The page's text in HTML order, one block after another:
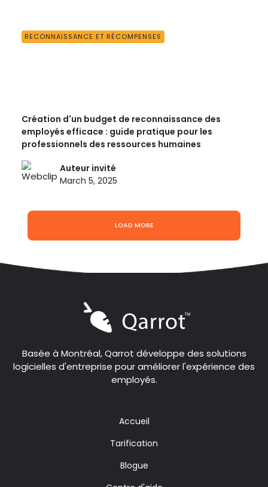
RECONNAISSANCE ET RÉCOMPENSES
Création d'un budget de reconnaissance des
employés efficace : guide pratique pour les
professionnels des ressources humaines
Auteur invité
March 5, 2025
LOAD MORE
Basée à Montréal, Qarrot développe des solutions
logicielles d'entreprise pour améliorer l'expérience des
employés.
Accueil
Tarification
Blogue